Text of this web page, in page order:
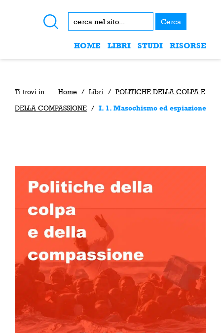
Cerca
HOME LIBRI STUDI RISORSE
Ti trovi in: Home / Libri / POLITICHE DELLA COLPA E
DELLA COMPASSIONE / I. 1. Masochismo ed espiazione